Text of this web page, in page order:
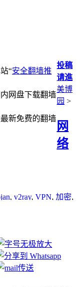
“安全翻墙推
网盘下载翻墙
新免费的翻墙
投稿
请進
美博
园 >
网
络
, v2ray, VPN, 加密,